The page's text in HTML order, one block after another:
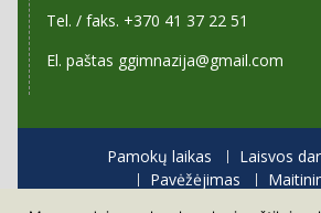
Tel. / faks. +370 41 37 22 51
El. paštas ggimnazija@gmail.com
Pamokų laikas
Laisvos
Pavėžėjimas